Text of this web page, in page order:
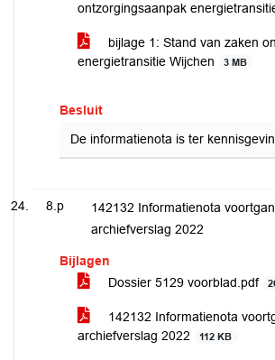
ontzorgingsaanpak
bijlage 1: Stand van zaken
energietransitie Wijchen
3 MB
Besluit
De informatienota is ter
8.p
142132 Informatienota
archiefverslag 2022
Bijlagen
Dossier 5129 voorblad.pdf
142132 Informatienota
archiefverslag 2022
112 KB